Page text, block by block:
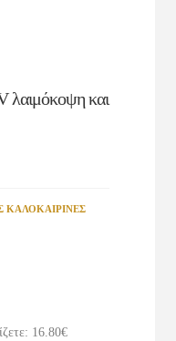
λαιμόκοψη και
KAΛΟΚΑΙΡΙΝΕΣ
16.80€